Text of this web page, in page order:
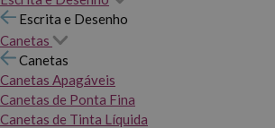
Escrita e Desenho
Canetas
Canetas
Canetas Apagáveis
Canetas de Ponta Fina
Canetas de Tinta Líquida